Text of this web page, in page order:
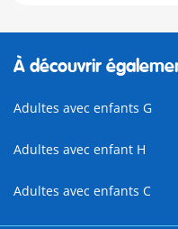
À découvrir
Adultes avec enfants G
Adultes avec enfant H
Adultes avec enfants C